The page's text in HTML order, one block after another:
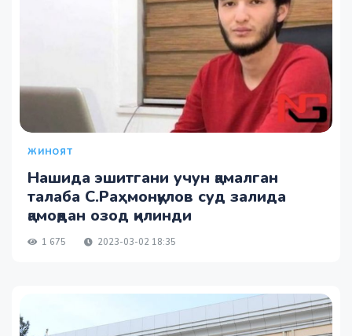
ЖИНОЯТ
Нашида эшитгани учун қамалган
талаба С.Раҳмонқулов суд залида
қамоқдан озод қилинди
1 675 2023-03-02 18:35